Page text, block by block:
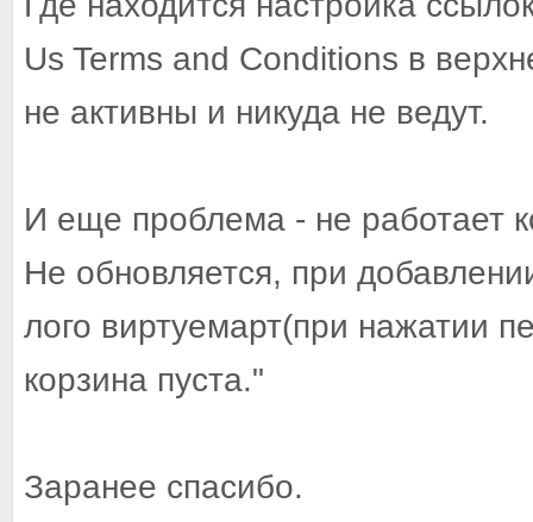
Us Terms and Conditions в
не активны и никуда не ведут.
И еще проблема - не работает
Не обновляется, при
лого виртуемарт(при нажатии
корзина пуста."
Заранее спасибо.